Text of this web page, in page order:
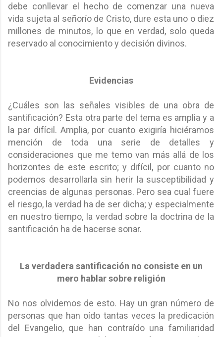
debe conllevar el hecho de comenzar una nueva
vida sujeta al señorío de Cristo, dure esta uno o diez
millones de minutos, lo que en verdad, solo queda
reservado al conocimiento y decisión divinos.
Evidencias
¿Cuáles son las señales visibles de una obra de
santificación? Esta otra parte del tema es amplia y a
la par difícil. Amplia, por cuanto exigiría hiciéramos
mención de toda una serie de detalles y
consideraciones que me temo van más allá de los
horizontes de este escrito; y difícil, por cuanto no
podemos desarrollarla sin herir la susceptibilidad y
creencias de algunas personas. Pero sea cual fuere
el riesgo, la verdad ha de ser dicha; y especialmente
en nuestro tiempo, la verdad sobre la doctrina de la
santificación ha de hacerse sonar.
La verdadera santificación no consiste en un
mero hablar sobre religión
No nos olvidemos de esto. Hay un gran número de
personas que han oído tantas veces la predicación
del Evangelio, que han contraído una familiaridad